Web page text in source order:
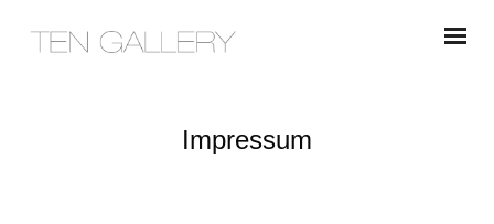
Impressum